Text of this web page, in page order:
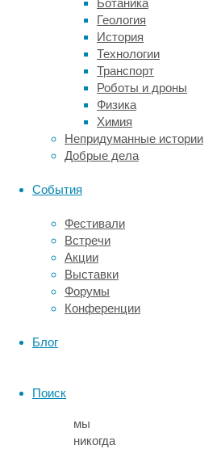
Ботаника
Геология
История
Технологии
Транспорт
Роботы и дроны
Физика
Химия
Непридуманные истории
Добрые дела
События
Фестивали
Встречи
Акции
Выставки
Форумы
Конференции
Блог
Поиск
три
недели.
так
понимаю,
что
интерес
к
этому
связан
наблюдаемой
сейчас
вспышкой
и
возможной
эпидемией
мы
никогда